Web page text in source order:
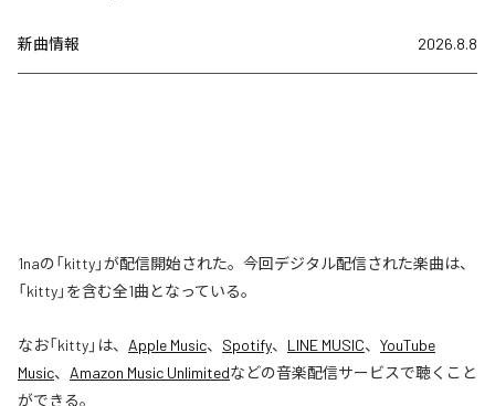
新曲情報 2026.8.8
1naの「kitty」が配信開始された。今回デジタル配信された楽曲は、
「kitty」を含む全1曲となっている。
なお「kitty」は、 Apple Music、 Spotify、 LINE MUSIC、 YouTube
Music、 Amazon Music Unlimitedなどの音楽配信サービスで聴くこと
ができる。